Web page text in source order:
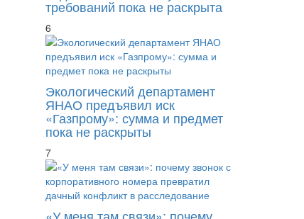
требований пока не раскрыта
6
Экологический департамент
ЯНАО предъявил иск
«Газпрому»: сумма и предмет
пока не раскрыты
7
«У меня там связи»: почему